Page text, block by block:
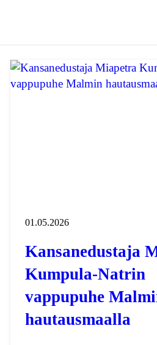
01.05.2026
Kansanedustaja
Kumpula-Natrin
vappupuhe
hautausmaalla